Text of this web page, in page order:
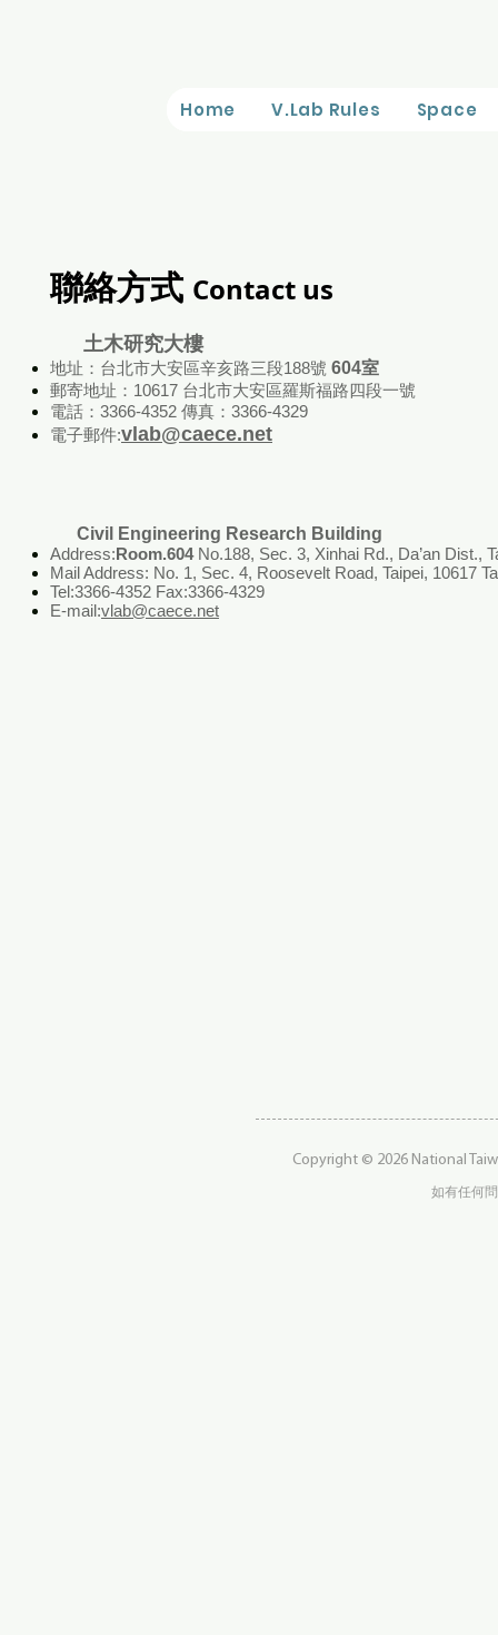
Home V.Lab Rules Space
聯絡方式 Contact us
土木研究大樓
地址：台北市大安區辛亥路三段188號 604室
郵寄地址：10617 台北市大安區羅斯福路四段一號
電話：3366-4352 傳真：3366-4329
電子郵件:vlab@caece.net
Civil Engineering Research Building
Address:Room.604No.188, Sec. 3, Xinhai Rd., Da’an Dist.,
Mail Address: No. 1, Sec. 4, Roosevelt Road, Taipei, 10617
Tel:3366-4352 Fax:3366-4329
E-mail:vlab@caece.net
Copyright © 2026 National
如有任何